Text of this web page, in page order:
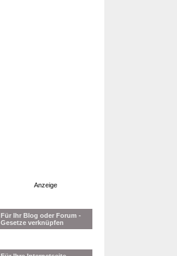
Anzeige
Für Ihr Blog oder Forum -
Gesetze verknüpfen